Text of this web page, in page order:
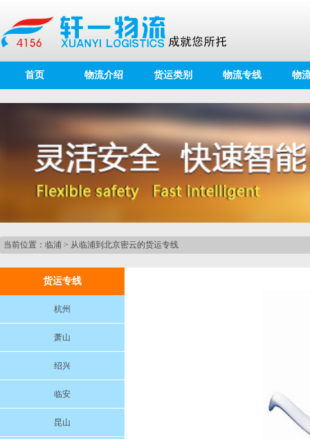
首页 物流介绍 货运类别 物流专线 物
当前位置： 临浦 > 从临浦到北京密云的货运专线
货运专线
杭州
萧山
绍兴
临安
昆山